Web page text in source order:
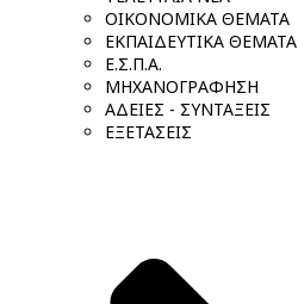
ΟΙΚΟΝΟΜΙΚΑ ΘΕΜΑΤΑ
ΕΚΠΑΙΔΕΥΤΙΚΑ ΘΕΜΑΤΑ
Ε.Σ.Π.Α.
ΜΗΧΑΝΟΓΡΑΦΗΣΗ
ΑΔΕΙΕΣ - ΣΥΝΤΑΞΕΙΣ
ΕΞΕΤΑΣΕΙΣ